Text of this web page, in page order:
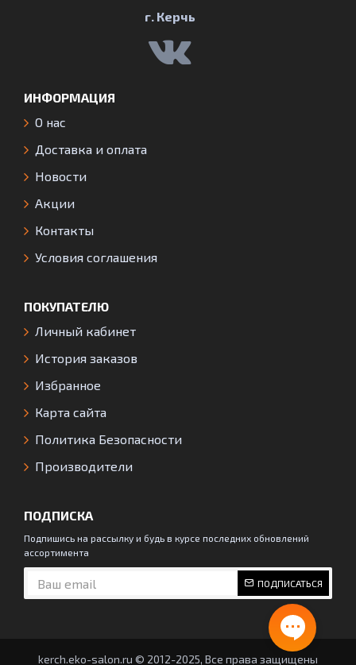
г. Керчь
ИНФОРМАЦИЯ
О нас
Доставка и оплата
Новости
Акции
Контакты
Условия соглашения
ПОКУПАТЕЛЮ
Личный кабинет
История заказов
Избранное
Карта сайта
Политика Безопасности
Производители
ПОДПИСКА
Подпишись на рассылку и будь в курсе последних обновлений
ассортимента
ПОДПИСАТЬСЯ
kerch.eko-salon.ru © 2012-2025, Все права защищены